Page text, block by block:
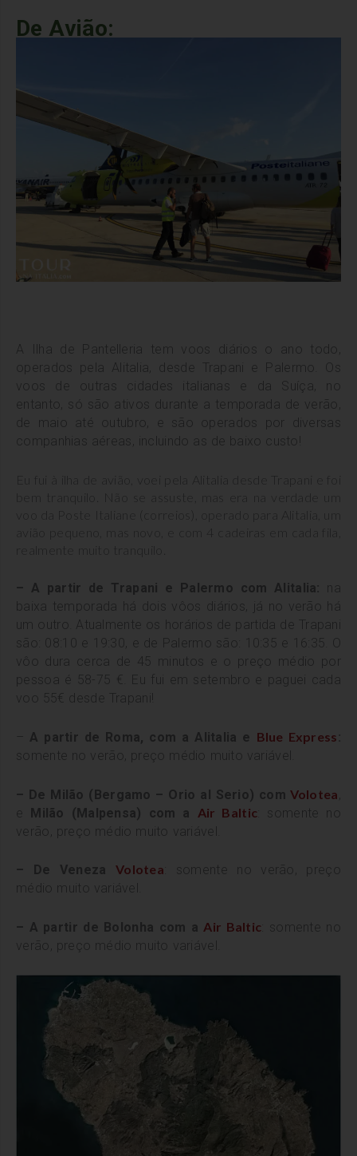
De Avião:
A Ilha de Pantelleria tem voos diários o ano todo,
operados pela Alitalia, desde Trapani e Palermo. Os
voos de outras cidades italianas e da Suíça, no
entanto, só são ativos durante a temporada de verão,
de maio até outubro, e são operados por diversas
companhias aéreas, incluindo as de baixo custo!
Eu fui à ilha de avião, voei pela Alitalia desde Trapani e foi
– A partir de Trapani e Palermo com Alitalia: na
baixa temporada há dois vôos diários, já no verão há
um outro. Atualmente os horários de partida de Trapani
são: 08:10 e 19:30, e de Palermo são: 10:35 e 16:35.
O
vôo dura cerca de 45 minutos e o preço médio por
pessoa é 58-75 €. Eu fui em setembro e paguei cada
voo 55€ desde Trapani!
A partir de Roma, com a Alitalia e Blue Express
somente no verão, preço médio muito variável.
– De Milão (Bergamo – Orio al Serio) com Volotea,
e
Milão (Malpensa) com a Air Baltic : somente no
verão, preço médio muito variável.
– De Veneza Volotea : somente no verão, preço
médio muito variável.
– A partir de Bolonha com a Air Baltic : somente no
verão, preço médio muito variável.